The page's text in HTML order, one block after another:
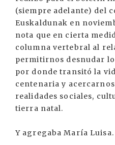
(siempre adelante) del
Euskaldunak en
nota que en cierta
columna vertebral al
permitirnos desnudar
por donde transitó la
centenaria y
realidades sociales,
tierra natal.
Y agregaba María Luisa.